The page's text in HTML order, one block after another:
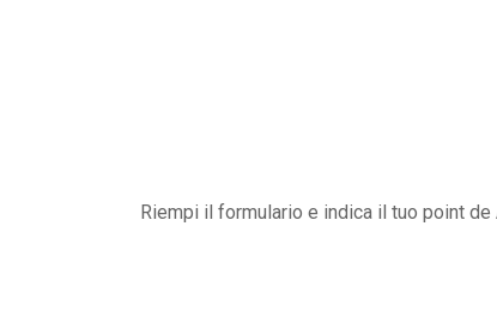
Riempi il formulario e indica il tuo point de